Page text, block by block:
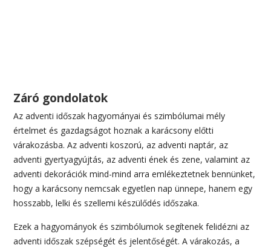
Záró gondolatok
Az adventi időszak hagyományai és szimbólumai mély
értelmet és gazdagságot hoznak a karácsony előtti
várakozásba. Az adventi koszorú, az adventi naptár, az
adventi gyertyagyújtás, az adventi ének és zene, valamint az
adventi dekorációk mind-mind arra emlékeztetnek bennünket,
hogy a karácsony nemcsak egyetlen nap ünnepe, hanem egy
hosszabb, lelki és szellemi készülődés időszaka.
Ezek a hagyományok és szimbólumok segítenek felidézni az
adventi időszak szépségét és jelentőségét. A várakozás, a